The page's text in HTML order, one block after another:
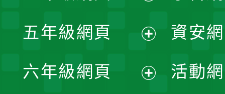
單
開
選
單
開
選
五年級網頁
開
六年級網頁
資安
活動